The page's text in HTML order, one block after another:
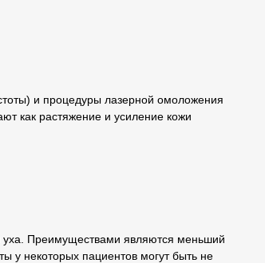
и процедуры лазерной омоложения
как растяжение и усиление кожи
Преимуществами являются меньший
у некоторых пациентов могут быть не